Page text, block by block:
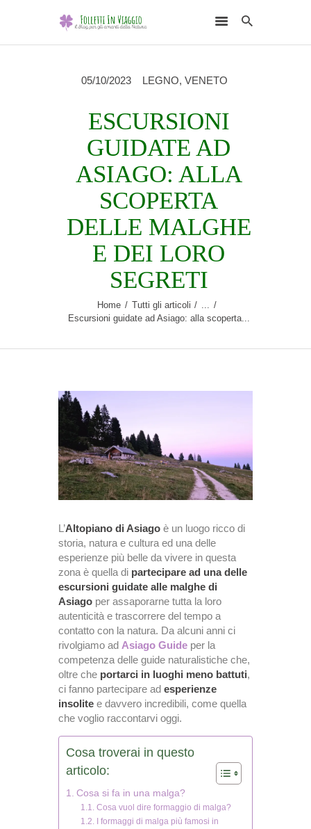
05/10/2023 LEGNO,VENETO
ESCURSIONI
GUIDATE AD
ASIAGO: ALLA
SCOPERTA
DELLE MALGHE
E DEI LORO
SEGRETI
Home Tutti gli articoli
Escursioni guidate ad Asiago: alla scoperta...
HOME
DESTINAZIONI
SCEGLI L’ELEMENTO
NATURALE
RUBRICHE
CHI SONO
L’Altopiano di Asiago è un luogo ricco di
storia, natura e cultura ed una delle
esperienze più belle da vivere in questa
zona è quella di partecipare ad una delle
escursioni guidate alle malghe di
Asiago per assaporarne tutta la loro
autenticità e trascorrere del tempo a
contatto con la natura. Da alcuni anni ci
rivolgiamo ad Asiago Guide per la
competenza delle guide naturalistiche che,
oltre che portarci in luoghi meno battuti,
ci fanno partecipare ad esperienze
insolite e davvero incredibili, come quella
che voglio raccontarvi oggi.
Cosa troverai in questo
articolo:
Cosa si fa in una malga?
Cosa vuol dire formaggio di malga?
I formaggi di malga più famosi in